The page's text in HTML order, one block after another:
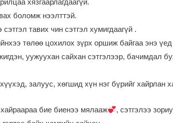
хязгаарлагдаагүй.
боломж нээлттэй.
тавих чин сэтгэл хумигдаагүй .
төлөө цохилох зүрх оршиж байгаа энэ үед
уужуухан сайхан сэтгэлээр, бачимдал
залуус, хөгшид хүн нэг бүрийг хайрлан
бие биенээ мялааж
, сэтгэлээ